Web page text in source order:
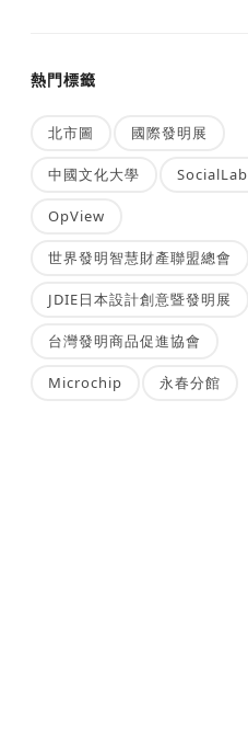
熱門標籤
北市圖 國際發明展
中國文化大學 SocialLab
OpView
世界發明智慧財產聯盟總會
JDIE日本設計創意暨發明展
台灣發明商品促進協會
Microchip 永春分館